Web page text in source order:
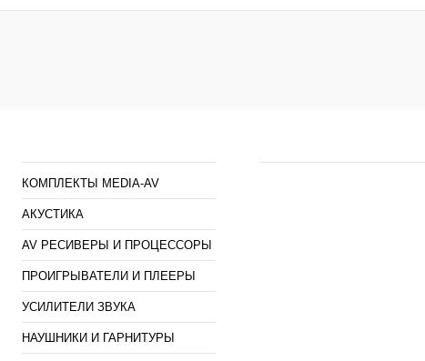
КОМПЛЕКТЫ MEDIA-AV
АКУСТИКА
AV РЕСИВЕРЫ И ПРОЦЕССОРЫ
ПРОИГРЫВАТЕЛИ И ПЛЕЕРЫ
УСИЛИТЕЛИ ЗВУКА
НАУШНИКИ И ГАРНИТУРЫ